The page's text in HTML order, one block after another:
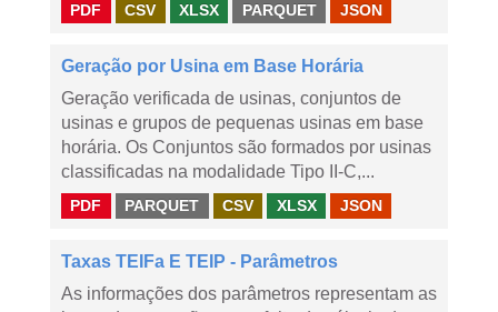
PDF CSV XLSX PARQUET JSON
Geração por Usina em Base Horária
Geração verificada de usinas, conjuntos de
usinas e grupos de pequenas usinas em base
horária. Os Conjuntos são formados por usinas
classificadas na modalidade Tipo II-C,...
PDF PARQUET CSV XLSX JSON
Taxas TEIFa E TEIP - Parâmetros
As informações dos parâmetros representam as